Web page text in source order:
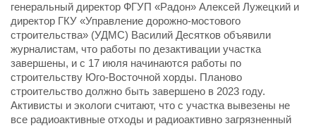
генеральный директор ФГУП «Радон» Алексей Лужецкий и
директор ГКУ «Управление дорожно-мостового
строительства» (УДМС) Василий Десятков объявили
журналистам, что работы по дезактивации участка
завершены, и с 17 июля начинаются работы по
строительству Юго-Восточной хорды. Планово
строительство должно быть завершено в 2023 году.
Активисты и экологи считают, что с участка вывезены не
все радиоактивные отходы и радиоактивно загрязненный